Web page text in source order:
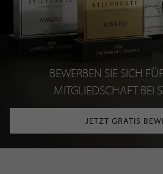
BEWERBEN SIE SICH
MITGLIEDSCHAFT BEI
JETZT GRATIS